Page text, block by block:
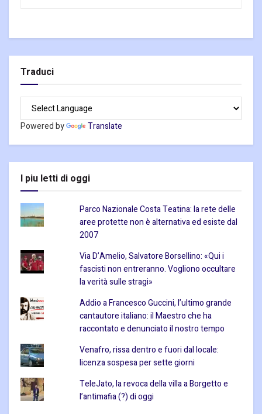
Traduci
Powered by Translate
I piu letti di oggi
Parco Nazionale Costa Teatina: la rete delle
aree protette non è alternativa ed esiste dal
2007
Via D’Amelio, Salvatore Borsellino: «Qui i
fascisti non entreranno. Vogliono occultare
la verità sulle stragi»
Addio a Francesco Guccini, l’ultimo grande
cantautore italiano: il Maestro che ha
raccontato e denunciato il nostro tempo
Venafro, rissa dentro e fuori dal locale:
licenza sospesa per sette giorni
TeleJato, la revoca della villa a Borgetto e
l’antimafia (?) di oggi